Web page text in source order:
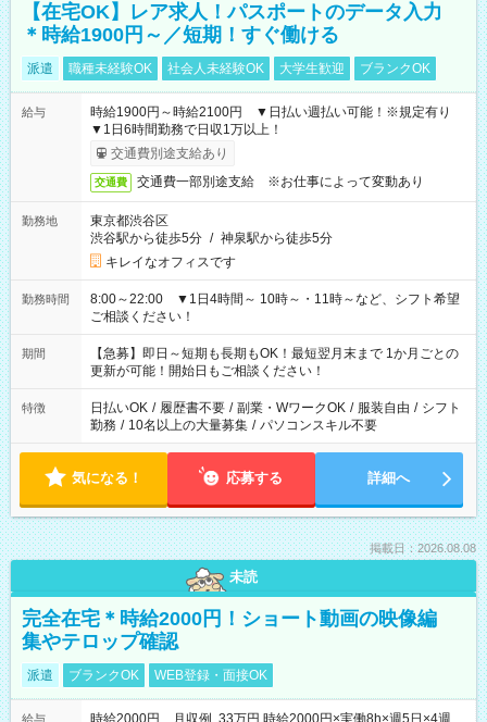
【在宅OK】レア求人！パスポートのデータ入力
＊時給1900円～／短期！すぐ働ける
派遣 職種未経験OK 社会人未経験OK 大学生歓迎 ブランクOK
給与
時給1900円～時給2100円 ▼日払い週払い可能！※規定有り
▼1日6時間勤務で日収1万以上！
交通費別途支給あり
交通費 交通費一部別途支給 ※お仕事によって変動あり
勤務地
東京都渋谷区
渋谷駅から徒歩5分 / 神泉駅から徒歩5分
キレイなオフィスです
勤務時間
8:00～22:00 ▼1日4時間～ 10時～・11時～など、シフト希望
ご相談ください！
期間
【急募】即日～短期も長期もOK！最短翌月末まで 1か月ごとの
更新が可能！開始日もご相談ください！
特徴 日払いOK / 履歴書不要 / 副業・WワークOK / 服装自由 / シフト
勤務 / 10名以上の大量募集 / パソコンスキル不要
気になる！ 応募する 詳細へ
掲載日：2026.08.08
未読
完全在宅＊時給2000円！ショート動画の映像編
集やテロップ確認
派遣 ブランクOK WEB登録・面接OK
給与 時給2000円 月収例 33万円 時給2000円×実働8h×週5日×4週